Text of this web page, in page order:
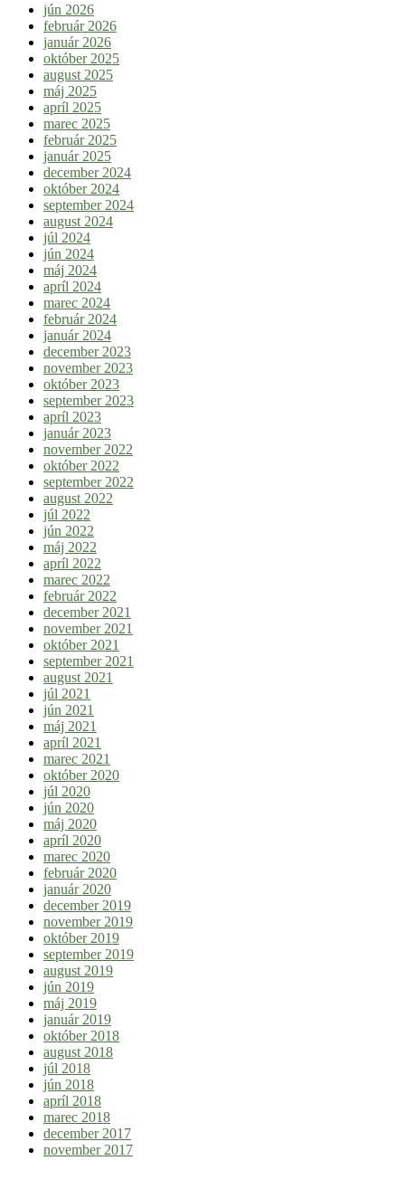
jún 2026
február 2026
január 2026
október 2025
august 2025
máj 2025
apríl 2025
marec 2025
február 2025
január 2025
december 2024
október 2024
september 2024
august 2024
júl 2024
jún 2024
máj 2024
apríl 2024
marec 2024
február 2024
január 2024
december 2023
november 2023
október 2023
september 2023
apríl 2023
január 2023
november 2022
október 2022
september 2022
august 2022
júl 2022
jún 2022
máj 2022
apríl 2022
marec 2022
február 2022
december 2021
november 2021
október 2021
september 2021
august 2021
júl 2021
jún 2021
máj 2021
apríl 2021
marec 2021
október 2020
júl 2020
jún 2020
máj 2020
apríl 2020
marec 2020
február 2020
január 2020
december 2019
november 2019
október 2019
september 2019
august 2019
jún 2019
máj 2019
január 2019
október 2018
august 2018
júl 2018
jún 2018
apríl 2018
marec 2018
december 2017
november 2017